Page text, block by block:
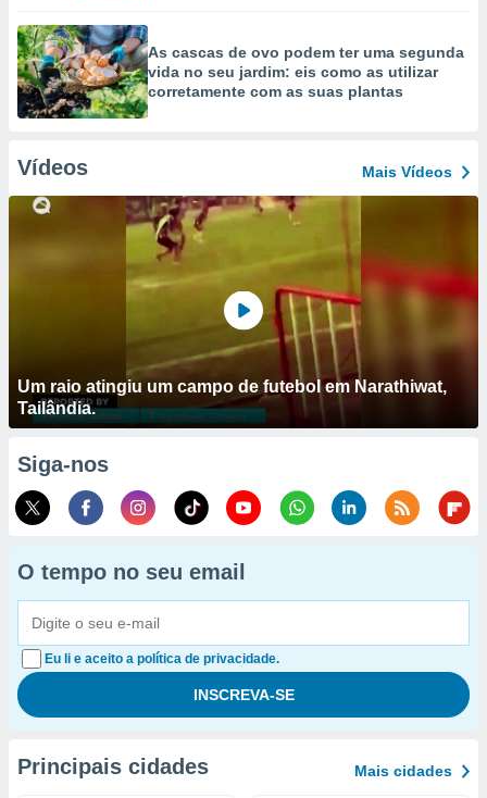
As cascas de ovo podem ter uma segunda
vida no seu jardim: eis como as utilizar
corretamente com as suas plantas
Vídeos Mais Vídeos
Um raio atingiu um campo de futebol em Narathiwat,
Tailândia.
Siga-nos
O tempo no seu email
Eu li e aceito a política de privacidade.
Principais cidades Mais cidades